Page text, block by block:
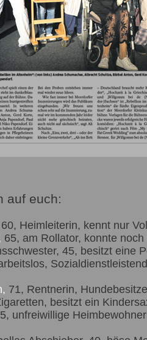
auf euch:
60, Heimleiterin, kennt nur
65, am Rollator, konnte noch
45, besitzt eine
71, Rentnerin,
besitzt ein
unfreiwillige